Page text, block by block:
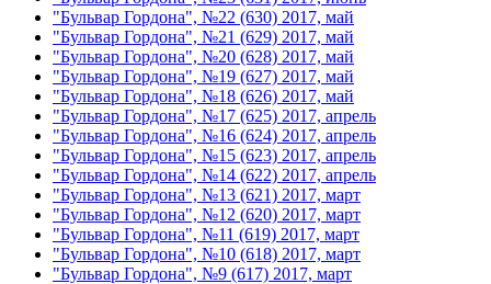
"Бульвар Гордона", №22 (630) 2017, май
"Бульвар Гордона", №21 (629) 2017, май
"Бульвар Гордона", №20 (628) 2017, май
"Бульвар Гордона", №19 (627) 2017, май
"Бульвар Гордона", №18 (626) 2017, май
"Бульвар Гордона", №17 (625) 2017, апрель
"Бульвар Гордона", №16 (624) 2017, апрель
"Бульвар Гордона", №15 (623) 2017, апрель
"Бульвар Гордона", №14 (622) 2017, апрель
"Бульвар Гордона", №13 (621) 2017, март
"Бульвар Гордона", №12 (620) 2017, март
"Бульвар Гордона", №11 (619) 2017, март
"Бульвар Гордона", №10 (618) 2017, март
"Бульвар Гордона", №9 (617) 2017, март